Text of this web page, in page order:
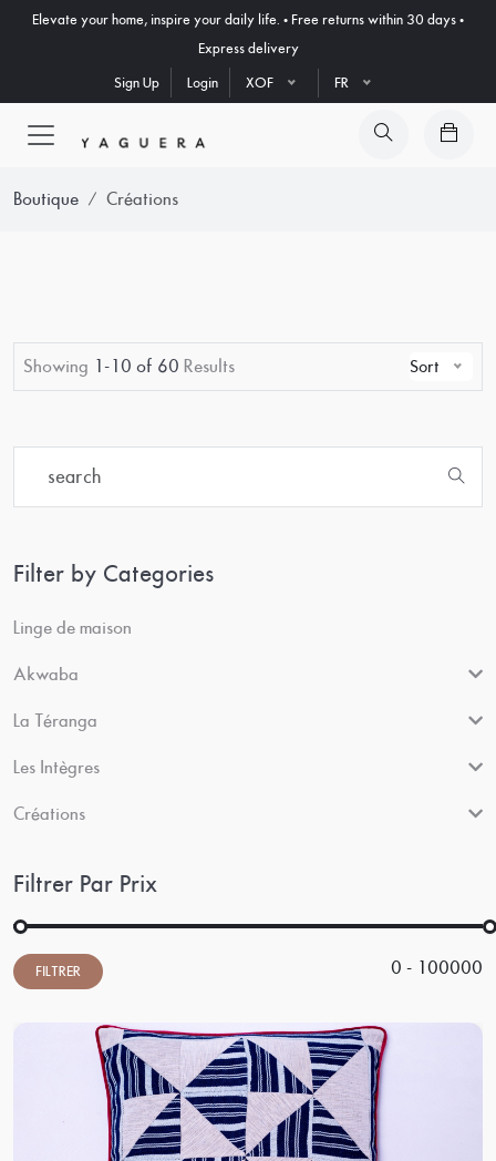
Elevate your home, inspire your daily life. • Free returns within 30 days •
Express delivery
Sign Up
Login XOF FR
Boutique Créations
Showing 1-10 of 60 Results Sort
Filter by Categories
Linge de maison
Akwaba
La Téranga
Les Intègres
Créations
Filtrer Par Prix
FILTRER 0 - 100000